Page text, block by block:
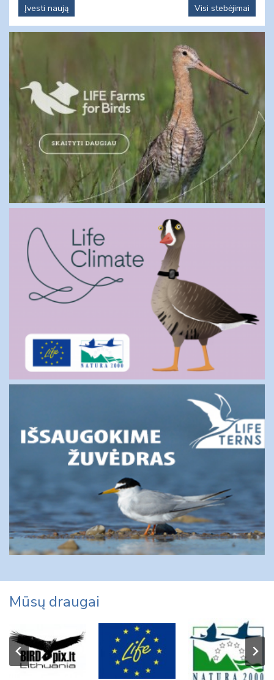
Įvesti naują Visi stebėjimai
Mūsų draugai